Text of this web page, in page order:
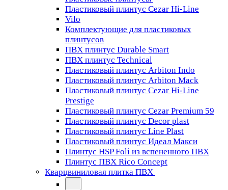
Пластиковый плинтус Cezar Hi-Line
Vilo
Комплектующие для пластиковых
плинтусов
ПВХ плинтус Durable Smart
ПВХ плинтус Technical
Пластиковый плинтус Arbiton Indo
Пластиковый плинтус Arbiton Mack
Пластиковый плинтус Cezar Hi-Line
Prestige
Пластиковый плинтус Cezar Premium 59
Пластиковый плинтус Decor plast
Пластиковый плинтус Line Plast
Пластиковый плинтус Идеал Макси
Плинтус HSP Foli из вспененного ПВХ
Плинтус ПВХ Rico Concept
Кварцвиниловая плитка ПВХ